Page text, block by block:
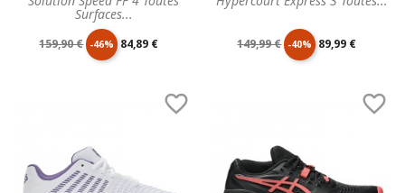
Surfaces...
Prix
159,90 € -46% Prix
84,89 € Prix
149,99 € -40% Prix
89,99 €
 